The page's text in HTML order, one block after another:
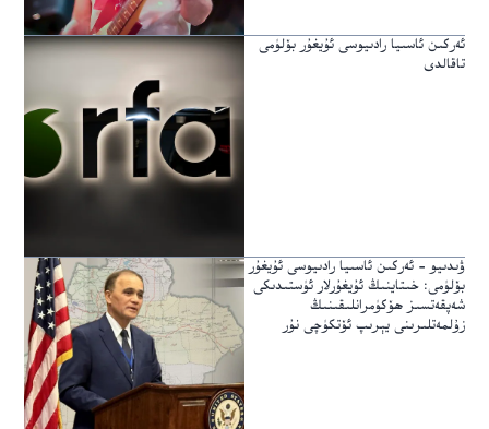
ئەركىن ئاسىيا رادىيوسى ئۇيغۇر بۆلۈمى
تاقالدى
ۋىدىيو – ئەركىن ئاسىيا رادىيوسى ئۇيغۇر
بۆلۈمى: خىتاينىڭ ئۇيغۇرلار ئۈستىدىكى
شەپقەتسىز ھۆكۈمرانلىقىنىڭ
زۇلمەتلىرىنى يېرىپ ئۆتكۈچى نۇر